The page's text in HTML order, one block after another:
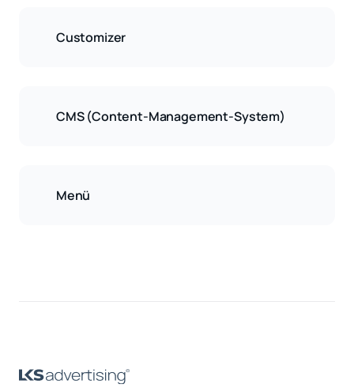
Customizer
CMS (Content-Management-System)
Menü